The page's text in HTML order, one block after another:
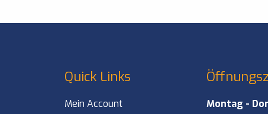
Quick Links
Mein Account
Montag -